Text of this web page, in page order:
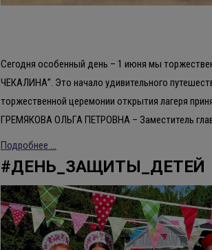
Сегодня особенный день – 1 июня мы
ЧЕКАЛИНА”. Это начало удивительного
торжественной церемонии открытия лагеря
ГРЕМЯКОВА ОЛЬГА ПЕТРОВНА – Заместитель
Подробнее ...
#ДЕНЬ_ЗАЩИТЫ_ДЕТЕЙ